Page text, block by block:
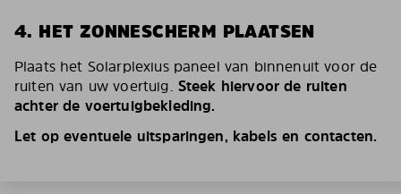
4. HET ZONNESCHERM PLAATSEN
Plaats het Solarplexius paneel van binnenuit voor de
ruiten van uw voertuig. Steek hiervoor de ruiten
achter de voertuigbekleding.
Let op eventuele uitsparingen, kabels en contacten.